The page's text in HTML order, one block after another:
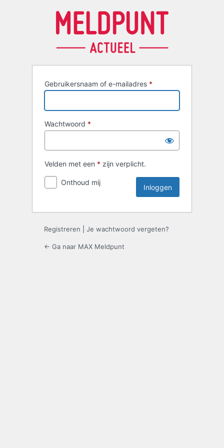
Gebruikersnaam of e-mailadres *
Wachtwoord *
Velden met een * zijn verplicht.
Onthoud mij
Registreren Je wachtwoord vergeten?
← Ga naar MAX Meldpunt